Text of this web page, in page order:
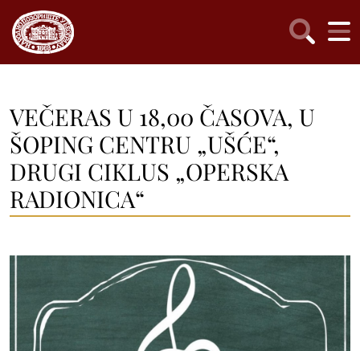
VEČERAS U 18,00 ČASOVA, U
ŠOPING CENTRU „UŠĆE“,
DRUGI CIKLUS „OPERSKA
RADIONICA“